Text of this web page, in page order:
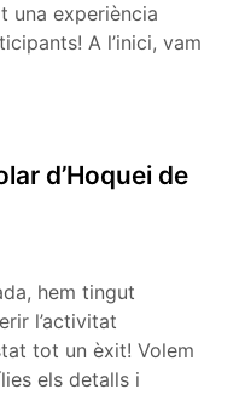
una experiència
A l’inici, vam
d’Hoquei de
hem tingut
l’activitat
tot un èxit! Volem
els detalls i